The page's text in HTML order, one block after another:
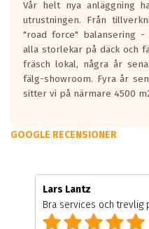
Vår helt nya anläggning
utrustningen. Från
"road force" balansering
alla storlekar på däck och
fräsch lokal, några år
fälg-showroom. Fyra år
sitter vi på närmare 4500
GOOGLE RECENSIONER
Lars Lantz
Bra services och trevlig